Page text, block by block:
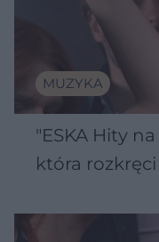
MUZYKA
"ESKA Hity
która